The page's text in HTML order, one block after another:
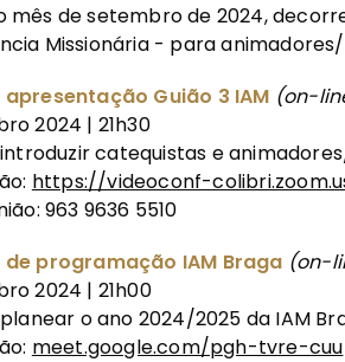
mês de setembro de 2024,
Missionária - para
apresentação Guião 3 IAM (on-
2024 | 21h30
catequistas e
https://videoconf-
963 9636 5510
de programação IAM Braga (on-
2024 | 21h00
o ano 2024/2025 da IAM
meet.google.com/pgh-tvre-cuu